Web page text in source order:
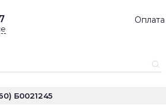
Оплата
Б0021245